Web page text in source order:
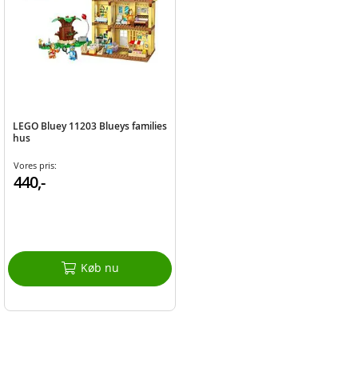
LEGO Bluey 11203 Blueys families
hus
Vores pris:
440,-
Køb nu